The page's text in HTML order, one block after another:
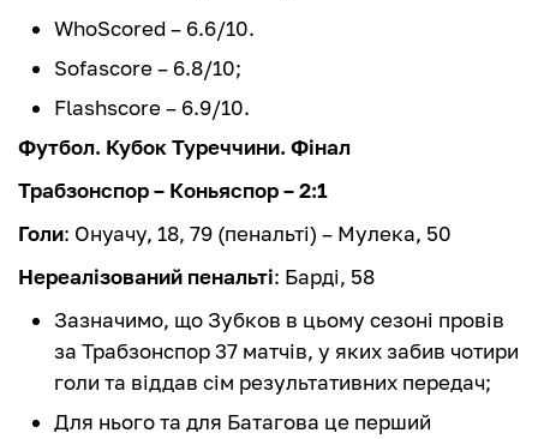
WhoScored – 6.6/10.
Sofascore – 6.8/10;
Flashscore – 6.9/10.
Футбол. Кубок Туреччини. Фінал
Трабзонспор – Коньяспор – 2:1
Голи: Онуачу, 18, 79 (пенальті) – Мулека, 50
Нереалізований пенальті: Барді, 58
Зазначимо, що Зубков в цьому сезоні провів
за Трабзонспор 37 матчів, у яких забив чотири
голи та віддав сім результативних передач;
Для нього та для Батагова це перший